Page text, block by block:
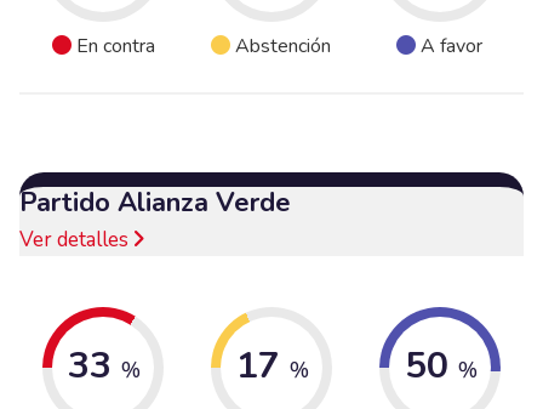
En contra Abstención A favor
Partido Alianza Verde
Ver detalles
33 % 17 % 50 %